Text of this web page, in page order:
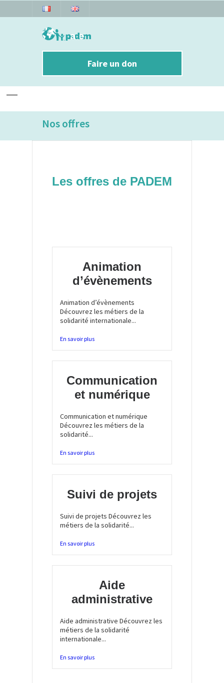
Faire un don
Nos offres
Les offres de PADEM
Animation
d’évènements
Animation d’évènements
Découvrez les métiers de la
solidarité internationale...
En savoir plus
Communication
et numérique
Communication et numérique
Découvrez les métiers de la
solidarité...
En savoir plus
Suivi de projets
Suivi de projets Découvrez les
métiers de la solidarité...
En savoir plus
Aide
administrative
Aide administrative Découvrez les
métiers de la solidarité
internationale...
En savoir plus